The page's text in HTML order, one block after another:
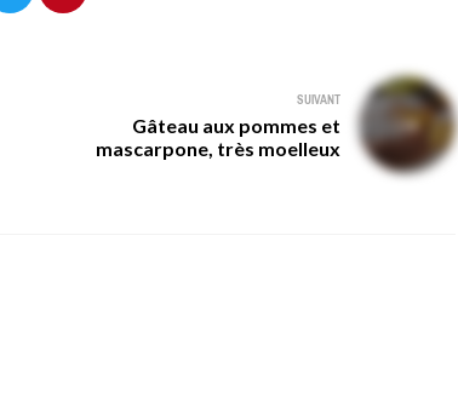
SUIVANT
Gâteau aux pommes et
mascarpone, très moelleux